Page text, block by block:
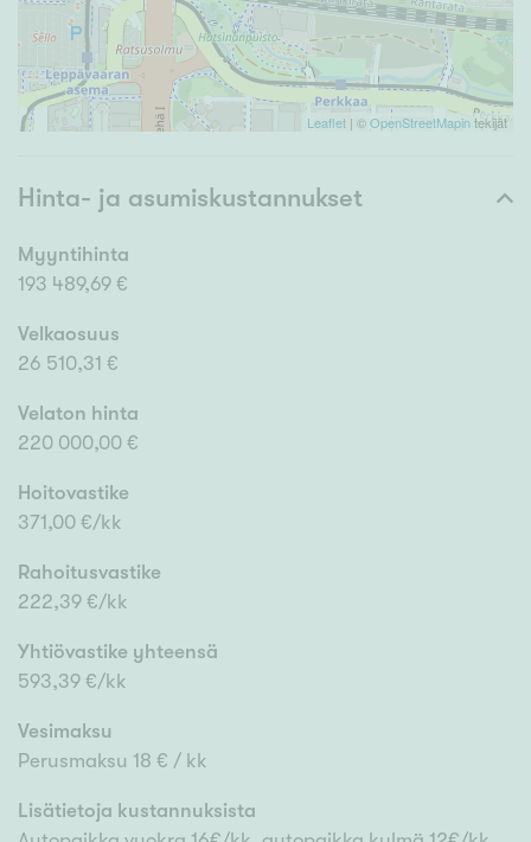
Leaflet | ©OpenStreetMapintekijät
Hinta- ja asumiskustannukset
Myyntihinta
193 489,69 €
Velkaosuus
26 510,31 €
Velaton hinta
220 000,00 €
Hoitovastike
371,00 €/kk
Rahoitusvastike
222,39 €/kk
Yhtiövastike yhteensä
593,39 €/kk
Vesimaksu
Perusmaksu 18 € / kk
Lisätietoja kustannuksista